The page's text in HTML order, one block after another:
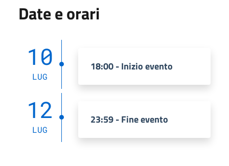
Date e orari
10
LUG
18:00 - Inizio evento
12
LUG
23:59 - Fine evento